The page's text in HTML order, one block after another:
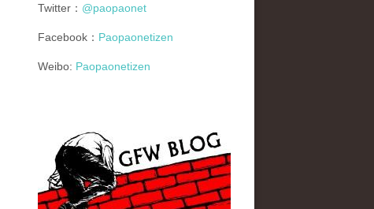
Twitter： @paopaonet
Facebook： Paopaonetizen
Weibo: Paopaonetizen
gfw_blog_small.jpg